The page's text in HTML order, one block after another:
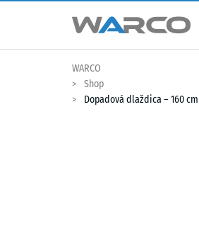
WARCO
Shop
Dopadová dlaždica – 160 cm